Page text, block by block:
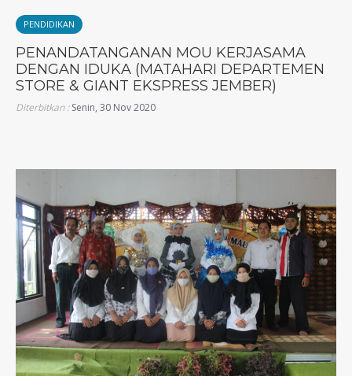
PENDIDIKAN
PENANDATANGANAN MOU KERJASAMA
DENGAN IDUKA (MATAHARI DEPARTEMEN
STORE & GIANT EKSPRESS JEMBER)
Diterbitkan :Senin, 30 Nov 2020